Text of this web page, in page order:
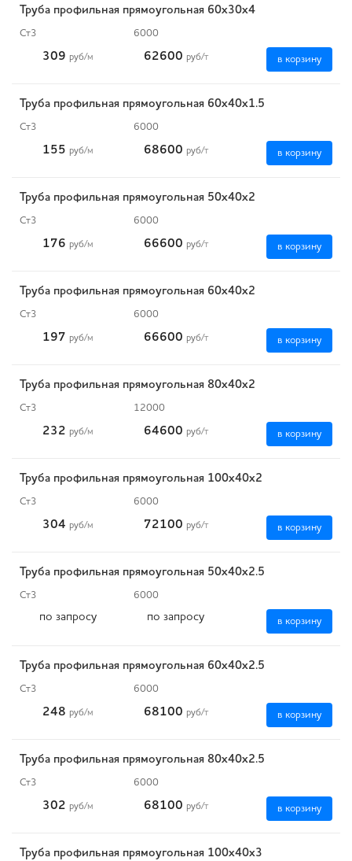
Труба профильная прямоугольная 60х30х4
Ст3 6000
309 руб/м 62600 руб/т в корзину
Труба профильная прямоугольная 60х40х1.5
Ст3 6000
155 руб/м 68600 руб/т в корзину
Труба профильная прямоугольная 50х40х2
Ст3 6000
176 руб/м 66600 руб/т в корзину
Труба профильная прямоугольная 60х40х2
Ст3 6000
197 руб/м 66600 руб/т в корзину
Труба профильная прямоугольная 80х40х2
Ст3 12000
232 руб/м 64600 руб/т в корзину
Труба профильная прямоугольная 100х40х2
Ст3 6000
304 руб/м 72100 руб/т в корзину
Труба профильная прямоугольная 50х40х2.5
Ст3 6000
по запросу по запросу в корзину
Труба профильная прямоугольная 60х40х2.5
Ст3 6000
248 руб/м 68100 руб/т в корзину
Труба профильная прямоугольная 80х40х2.5
Ст3 6000
302 руб/м 68100 руб/т в корзину
Труба профильная прямоугольная 100х40х3